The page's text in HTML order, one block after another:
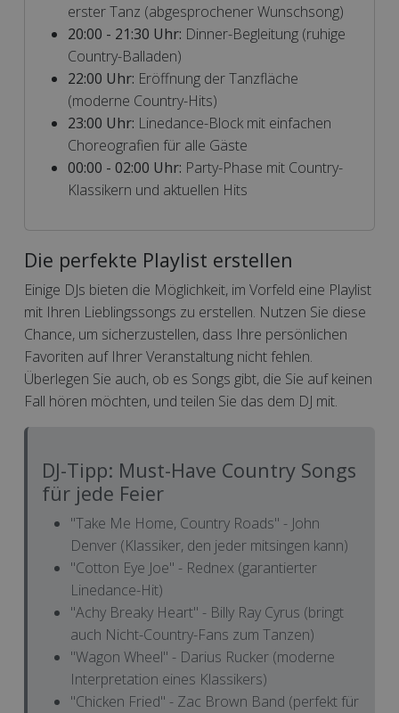
erster Tanz (abgesprochener Wunschsong)
20:00 - 21:30 Uhr: Dinner-Begleitung (ruhige
Country-Balladen)
22:00 Uhr: Eröffnung der Tanzfläche
(moderne Country-Hits)
23:00 Uhr: Linedance-Block mit einfachen
Choreografien für alle Gäste
00:00 - 02:00 Uhr: Party-Phase mit Country-
Klassikern und aktuellen Hits
Die perfekte Playlist erstellen
Einige DJs bieten die Möglichkeit, im Vorfeld eine Playlist
mit Ihren Lieblingssongs zu erstellen. Nutzen Sie diese
Chance, um sicherzustellen, dass Ihre persönlichen
Favoriten auf Ihrer Veranstaltung nicht fehlen.
Überlegen Sie auch, ob es Songs gibt, die Sie auf keinen
Fall hören möchten, und teilen Sie das dem DJ mit.
DJ-Tipp: Must-Have Country Songs
für jede Feier
"Take Me Home, Country Roads" - John
Denver (Klassiker, den jeder mitsingen kann)
"Cotton Eye Joe" - Rednex (garantierter
Linedance-Hit)
"Achy Breaky Heart" - Billy Ray Cyrus (bringt
auch Nicht-Country-Fans zum Tanzen)
"Wagon Wheel" - Darius Rucker (moderne
Interpretation eines Klassikers)
"Chicken Fried" - Zac Brown Band (perfekt für